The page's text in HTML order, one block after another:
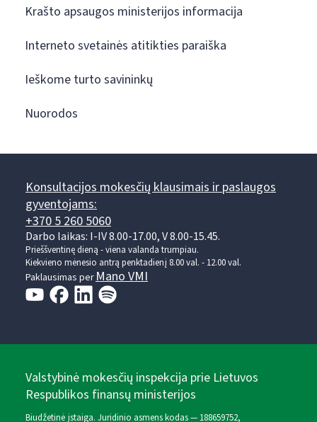
Krašto apsaugos ministerijos informacija
Interneto svetainės atitikties paraiška
Ieškome turto savininkų
Nuorodos
Konsultacijos mokesčių klausimais ir paslaugos
gyventojams:
+370 5 260 5060
Darbo laikas: I-IV 8.00-17.00, V 8.00-15.45.
Prieššventinę dieną - viena valanda trumpiau.
Kiekvieno mėnesio antrą penktadienį 8.00 val. - 12.00 val.
Paklausimas per Mano VMI
Valstybinė mokesčių inspekcija prie Lietuvos
Respublikos finansų ministerijos
Biudžetinė įstaiga. Juridinio asmens kodas — 188659752,